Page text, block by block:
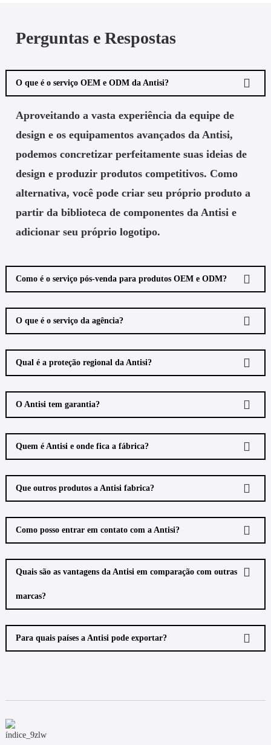
Perguntas e Respostas
O que é o serviço OEM e ODM da Antisi?
Aproveitando a vasta experiência da equipe de
design e os equipamentos avançados da Antisi,
podemos concretizar perfeitamente suas ideias de
design e produzir produtos competitivos. Como
alternativa, você pode criar seu próprio produto a
partir da biblioteca de componentes da Antisi e
adicionar seu próprio logotipo.
Como é o serviço pós-venda para produtos OEM e ODM?
O que é o serviço da agência?
Qual é a proteção regional da Antisi?
O Antisi tem garantia?
Quem é Antisi e onde fica a fábrica?
Que outros produtos a Antisi fabrica?
Como posso entrar em contato com a Antisi?
Quais são as vantagens da Antisi em comparação com outras
marcas?
Para quais países a Antisi pode exportar?